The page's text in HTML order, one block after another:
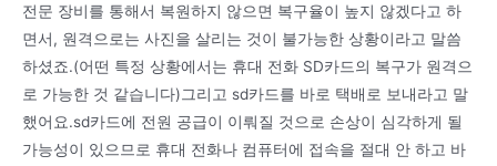
전문 장비를 통해서 복원하지 않으면 복구율이 높지 않겠다고 하
면서, 원격으로는 사진을 살리는 것이 불가능한 상황이라고 말씀
하셨죠.(어떤 특정 상황에서는 휴대 전화 SD카드의 복구가 원격으
로 가능한 것 같습니다)그리고 sd카드를 바로 택배로 보내라고 말
했어요.sd카드에 전원 공급이 이뤄질 것으로 손상이 심각하게 될
가능성이 있으므로 휴대 전화나 컴퓨터에 접속을 절대 안 하고 바